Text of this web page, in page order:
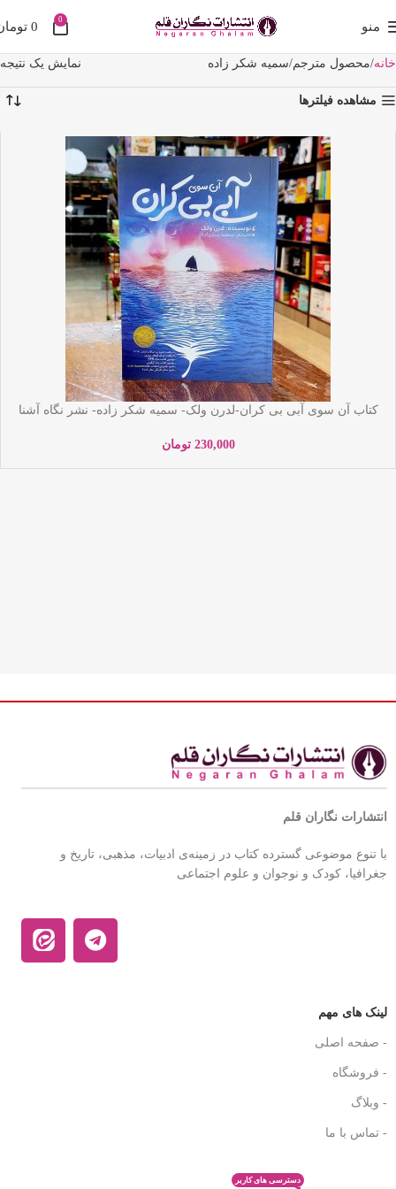
منو 0
0
خانه محصول مترجم سمیه شکر زاده نمایش یک نتیجه
مشاهده فیلترها
کتاب آن سوی آبی بی کران-لدرن ولک- سمیه شکر زاده- نشر نگاه آشنا
230,000 تومان
انتشارات نگاران قلم
با تنوع موضوعی گسترده کتاب در زمینه‌ی ادبیات، مذهبی، تاریخ و
جغرافیا، کودک و نوجوان و علوم اجتماعی
لینک های مهم
- صفحه اصلی
- فروشگاه
- وبلاگ
- تماس با ما
دسترسی های کاربر